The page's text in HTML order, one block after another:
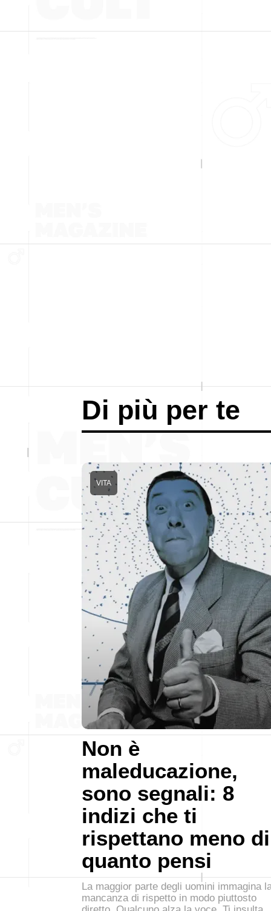
Di più per te
Non è
maleducazione,
sono segnali: 8
indizi che ti
rispettano meno di
quanto pensi
VITA
La maggior parte degli uomini immagina
mancanza di rispetto in modo piuttosto